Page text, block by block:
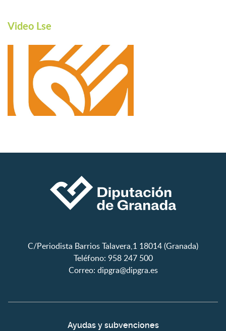
Video Lse
C/Periodista Barrios Talavera,1 18014 (Granada)
Teléfono: 958 247 500
Correo: dipgra@dipgra.es
Ayudas y subvenciones